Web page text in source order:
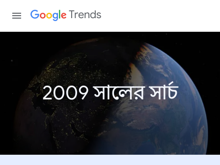
Trends
2009 সালের সার্চ